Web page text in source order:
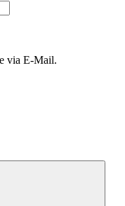
via E-Mail.